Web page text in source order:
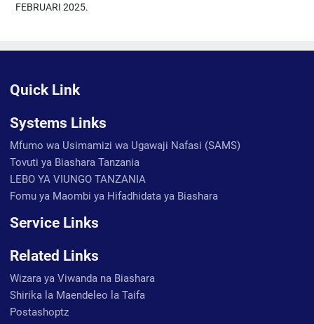
FEBRUARI 2025.
Quick Link
Systems Links
Mfumo wa Usimamizi wa Ugawaji Nafasi (SAMS)
Tovuti ya Biashara Tanzania
LEBO YA VIUNGO TANZANIA
Fomu ya Maombi ya Hifadhidata ya Biashara
Service Links
Related Links
Wizara ya Viwanda na Biashara
Shirika la Maendeleo la Taifa
Postashoptz